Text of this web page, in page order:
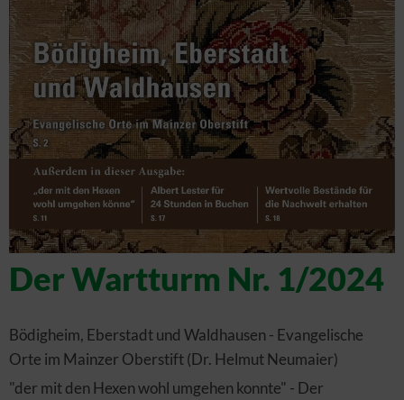
Der Wartturm Nr. 1/2024
Bödigheim, Eberstadt und Waldhausen - Evangelische
Orte im Mainzer Oberstift (Dr. Helmut Neumaier)
"der mit den Hexen wohl umgehen konnte" - Der